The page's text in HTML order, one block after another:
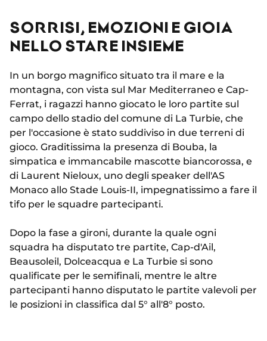
SORRISI, EMOZIONI E GIOIA
NELLO STARE INSIEME
In un borgo magnifico situato tra il mare e la
montagna, con vista sul Mar Mediterraneo e Cap-
Ferrat, i ragazzi hanno giocato le loro partite sul
campo dello stadio del comune di La Turbie, che
per l'occasione è stato suddiviso in due terreni di
gioco. Graditissima la presenza di Bouba, la
simpatica e immancabile mascotte biancorossa, e
di Laurent Nieloux, uno degli speaker dell'AS
Monaco allo Stade Louis-II, impegnatissimo a fare il
tifo per le squadre partecipanti.
Dopo la fase a gironi, durante la quale ogni
squadra ha disputato tre partite, Cap-d'Ail,
Beausoleil, Dolceacqua e La Turbie si sono
qualificate per le semifinali, mentre le altre
partecipanti hanno disputato le partite valevoli per
le posizioni in classifica dal 5° all'8° posto.